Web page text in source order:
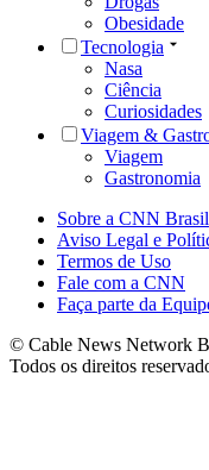
Obesidade
Tecnologia
Nasa
Ciência
Curiosidades
Viagem &
Viagem
Gastronomia
Sobre a CNN Brasil
Aviso Legal e
Termos de Uso
Fale com a CNN
Faça parte da
© Cable News Network
Todos os direitos